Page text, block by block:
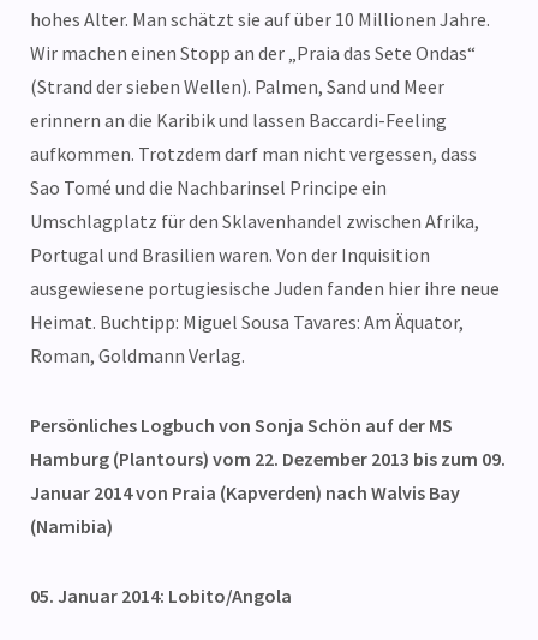
hohes Alter. Man schätzt sie auf über 10 Millionen Jahre.
Wir machen einen Stopp an der „Praia das Sete Ondas“
(Strand der sieben Wellen). Palmen, Sand und Meer
erinnern an die Karibik und lassen Baccardi-Feeling
aufkommen. Trotzdem darf man nicht vergessen, dass
Sao Tomé und die Nachbarinsel Principe ein
Umschlagplatz für den Sklavenhandel zwischen Afrika,
Portugal und Brasilien waren. Von der Inquisition
ausgewiesene portugiesische Juden fanden hier ihre neue
Heimat. Buchtipp: Miguel Sousa Tavares: Am Äquator,
Roman, Goldmann Verlag.
Persönliches Logbuch von Sonja Schön auf der MS
Hamburg (Plantours) vom 22. Dezember 2013 bis zum 09.
Januar 2014 von Praia (Kapverden) nach Walvis Bay
(Namibia)
05. Januar 2014: Lobito/Angola